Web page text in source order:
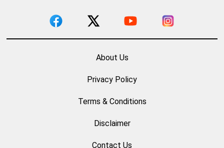
About Us
Privacy Policy
Terms & Conditions
Disclaimer
Contact Us